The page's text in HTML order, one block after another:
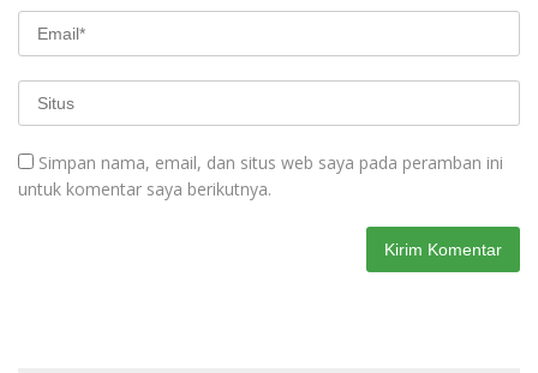
Simpan nama, email, dan situs web saya pada peramban ini
untuk komentar saya berikutnya.